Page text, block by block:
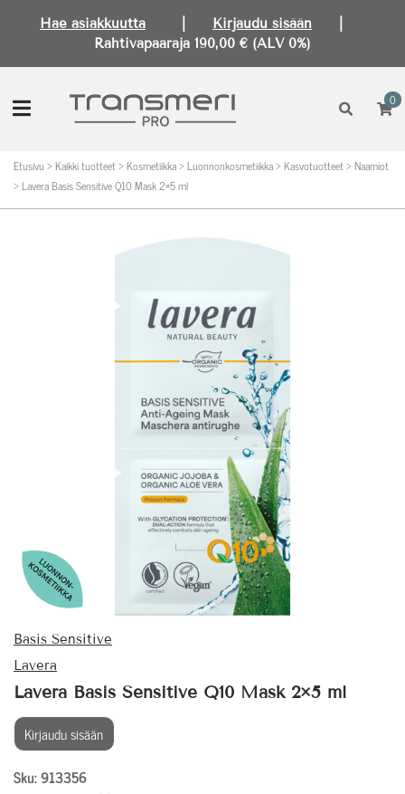
Hae asiakkuutta Kirjaudu sisään
Rahtivapaaraja 190,00 € (ALV 0%)
0
Etusivu >Kaikki tuotteet>Kosmetiikka>Luonnonkosmetiikka>Kasvotuotteet>Naamiot
>Lavera Basis Sensitive Q10 Mask 2×5 ml
Basis Sensitive
Lavera
Lavera Basis Sensitive Q10 Mask 2×5 ml
Kirjaudu sisään
Sku: 913356